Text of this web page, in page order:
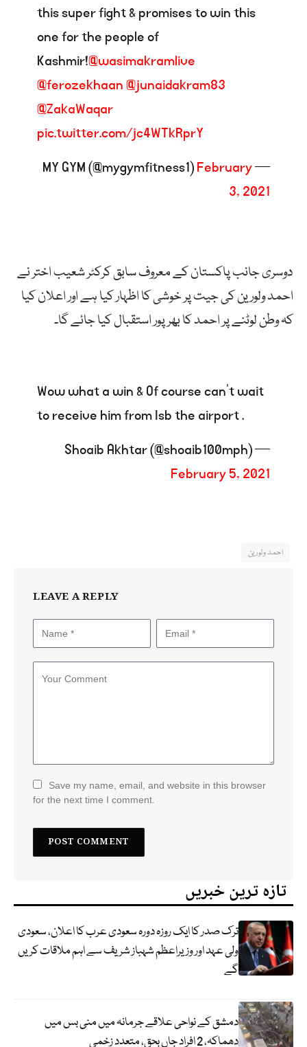
this super fight & promises to win this
one for the people of
Kashmir!@wasimakramlive
@ferozekhaan@junaidakram83
@ZakaWaqar
pic.twitter.com/jc4WTkRprY
— MY GYM (@mygymfitness1)
February
3, 2021
دوسری جانب پاکستان کے معروف سابق کرکٹر شعیب اختر نے
احمد ولورین کی جیت پر خوشی کا اظہار کیا ہے اور اعلان کیا
کہ وطن لوٹنے پر احمد کا بھرپور استقبال کیا جائے گا۔
Wow what a win & Of course can’t wait
to receive him from Isb the airport .
— Shoaib Akhtar (@shoaib100mph)
February 5, 2021
احمد ولورین
LEAVE A REPLY
Save my name, email, and website in this browser
for the next time I comment.
تازہ ترین خبریں
ترک صدر کا ایک روزہ دورہ سعودی عرب کا اعلان، سعودی
ولی عہد اور وزیراعظم شہباز شریف سے اہم ملاقات کریں
گے
دمشق کے نواحی علاقے جرمانہ میں منی بس میں
دھماکہ، 2 افراد جاں بحق، متعدد زخمی